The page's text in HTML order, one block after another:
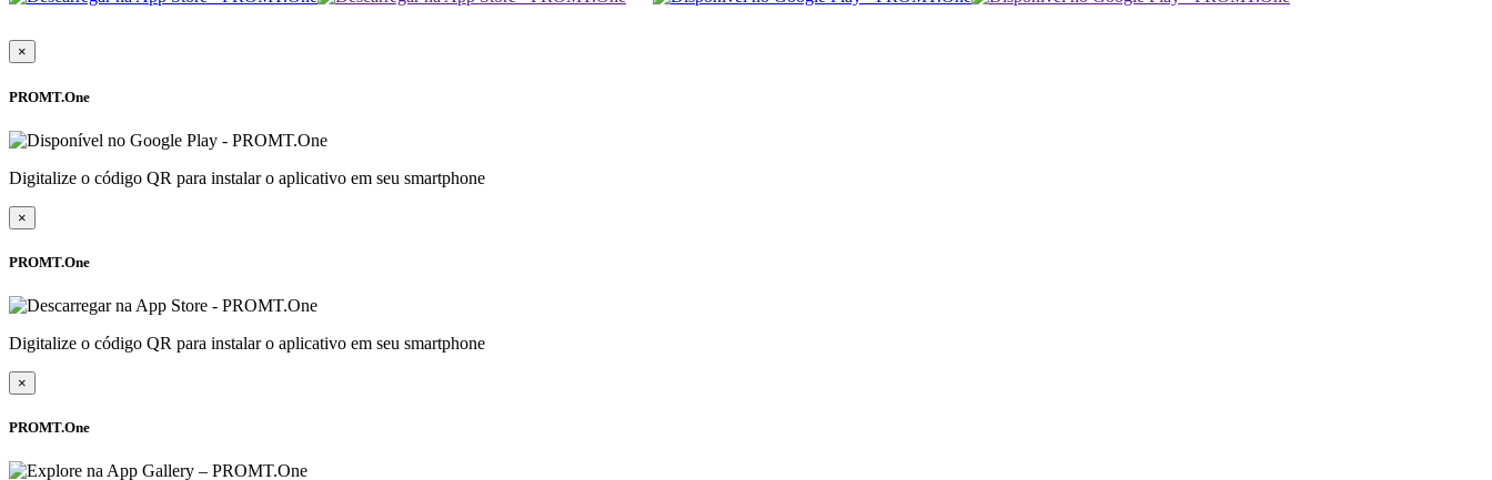
×
PROMT.One
Digitalize o código QR para instalar o aplicativo em seu smartphone
×
PROMT.One
Digitalize o código QR para instalar o aplicativo em seu smartphone
×
PROMT.One